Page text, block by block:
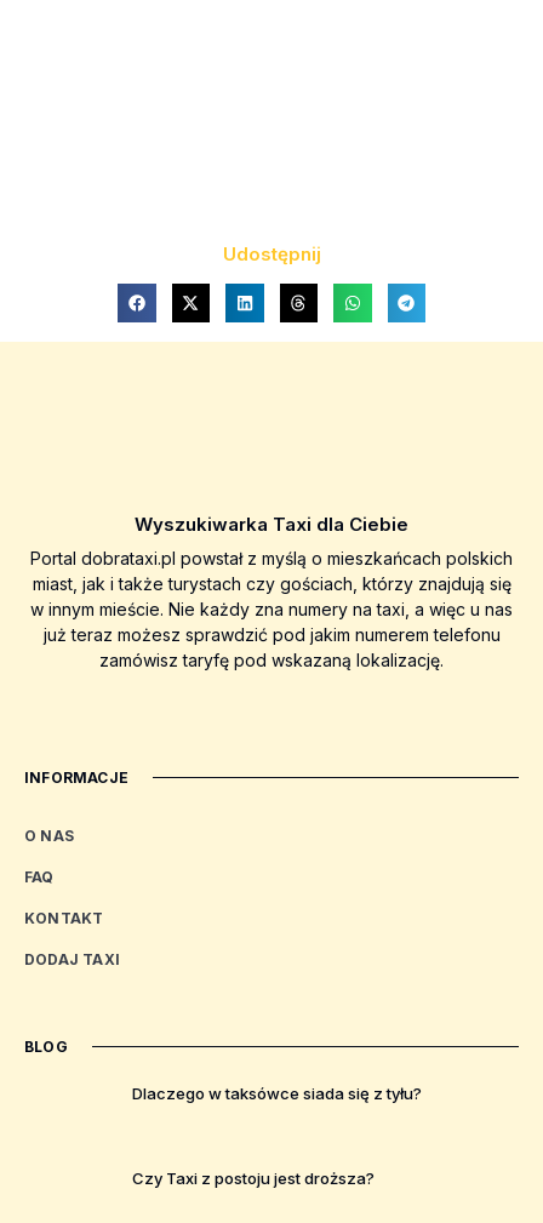
Udostępnij
Wyszukiwarka Taxi dla Ciebie
Portal dobrataxi.pl powstał z myślą o mieszkańcach polskich
miast, jak i także turystach czy gościach, którzy znajdują się
w innym mieście. Nie każdy zna numery na taxi, a więc u nas
już teraz możesz sprawdzić pod jakim numerem telefonu
zamówisz taryfę pod wskazaną lokalizację.
INFORMACJE
O NAS
FAQ
KONTAKT
DODAJ TAXI
BLOG
Dlaczego w taksówce siada się z tyłu?
Czy Taxi z postoju jest droższa?